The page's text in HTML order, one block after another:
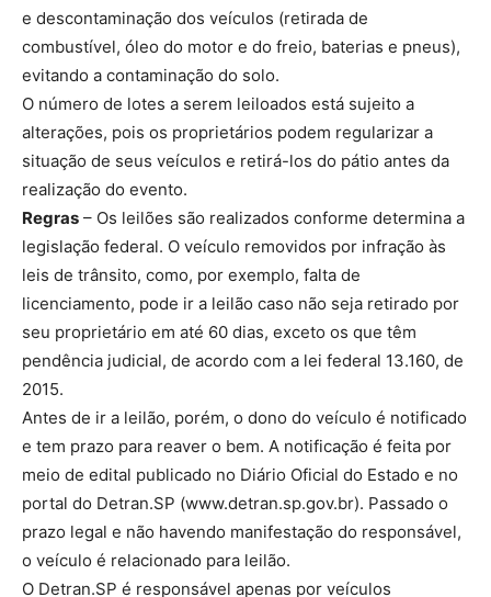
e descontaminação dos veículos (retirada de
combustível, óleo do motor e do freio, baterias e pneus),
evitando a contaminação do solo.
O número de lotes a serem leiloados está sujeito a
alterações, pois os proprietários podem regularizar a
situação de seus veículos e retirá-los do pátio antes da
realização do evento.
Regras – Os leilões são realizados conforme determina a
legislação federal. O veículo removidos por infração às
leis de trânsito, como, por exemplo, falta de
licenciamento, pode ir a leilão caso não seja retirado por
seu proprietário em até 60 dias, exceto os que têm
pendência judicial, de acordo com a lei federal 13.160, de
2015.
Antes de ir a leilão, porém, o dono do veículo é notificado
e tem prazo para reaver o bem. A notificação é feita por
meio de edital publicado no Diário Oficial do Estado e no
portal do Detran.SP (www.detran.sp.gov.br). Passado o
prazo legal e não havendo manifestação do responsável,
o veículo é relacionado para leilão.
O Detran.SP é responsável apenas por veículos